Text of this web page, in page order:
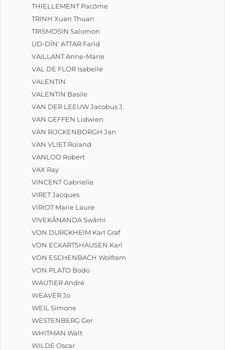
THIELLEMENT Pacôme
TRINH Xuan Thuan
TRISMOSIN Salomon
UD-DÎN' ATTAR Farîd
VAILLANT Anne-Marie
VAL DE FLOR Isabelle
VALENTIN
VALENTIN Basile
VAN DER LEEUW Jacobus J.
VAN GEFFEN Lidwien
VAN RIJCKENBORGH Jan
VAN VLIET Roland
VANLOO Robert
VAX Ray
VINCENT Gabrielle
VIRET Jacques
VIRIOT Marie Laure
VIVEKÂNANDA Swâmi
VON DURCKHEIM Karl Graf
VON ECKARTSHAUSEN Karl
VON ESCHENBACH Wolfram
VON PLATO Bodo
WAUTIER André
WEAVER Jo
WEIL Simone
WESTENBERG Ger
WHITMAN Walt
WILDE Oscar